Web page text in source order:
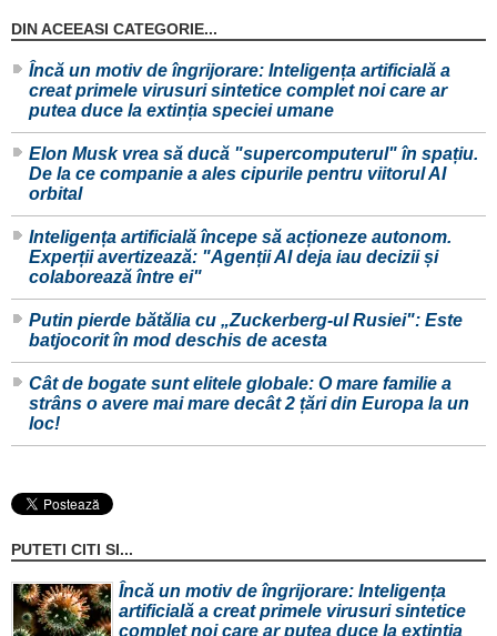
DIN ACEEASI CATEGORIE...
Încă un motiv de îngrijorare: Inteligența artificială a
creat primele virusuri sintetice complet noi care ar
putea duce la extinția speciei umane
Elon Musk vrea să ducă "supercomputerul" în spațiu.
De la ce companie a ales cipurile pentru viitorul AI
orbital
Inteligența artificială începe să acționeze autonom.
Experții avertizează: "Agenții AI deja iau decizii și
colaborează între ei"
Putin pierde bătălia cu „Zuckerberg-ul Rusiei": Este
batjocorit în mod deschis de acesta
Cât de bogate sunt elitele globale: O mare familie a
strâns o avere mai mare decât 2 țări din Europa la un
loc!
PUTETI CITI SI...
Încă un motiv de îngrijorare: Inteligența
artificială a creat primele virusuri sintetice
complet noi care ar putea duce la extinția